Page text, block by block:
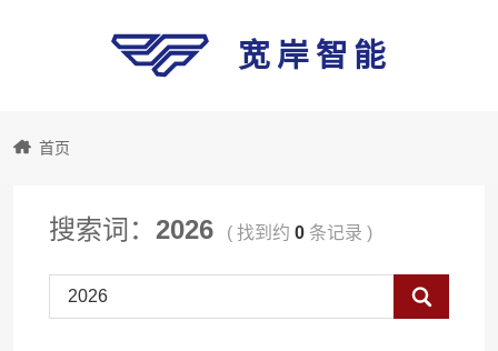
宽岸智能
智
首页
搜索词： 2026 ( 找到约 0 条记录 )